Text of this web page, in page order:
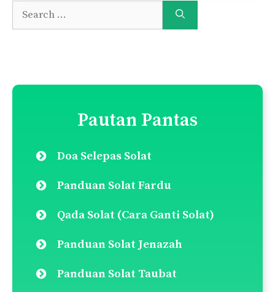
Search
for:
Pautan Pantas
Doa Selepas Solat
Panduan Solat Fardu
Qada Solat (Cara Ganti Solat)
Panduan Solat Jenazah
Panduan Solat Taubat